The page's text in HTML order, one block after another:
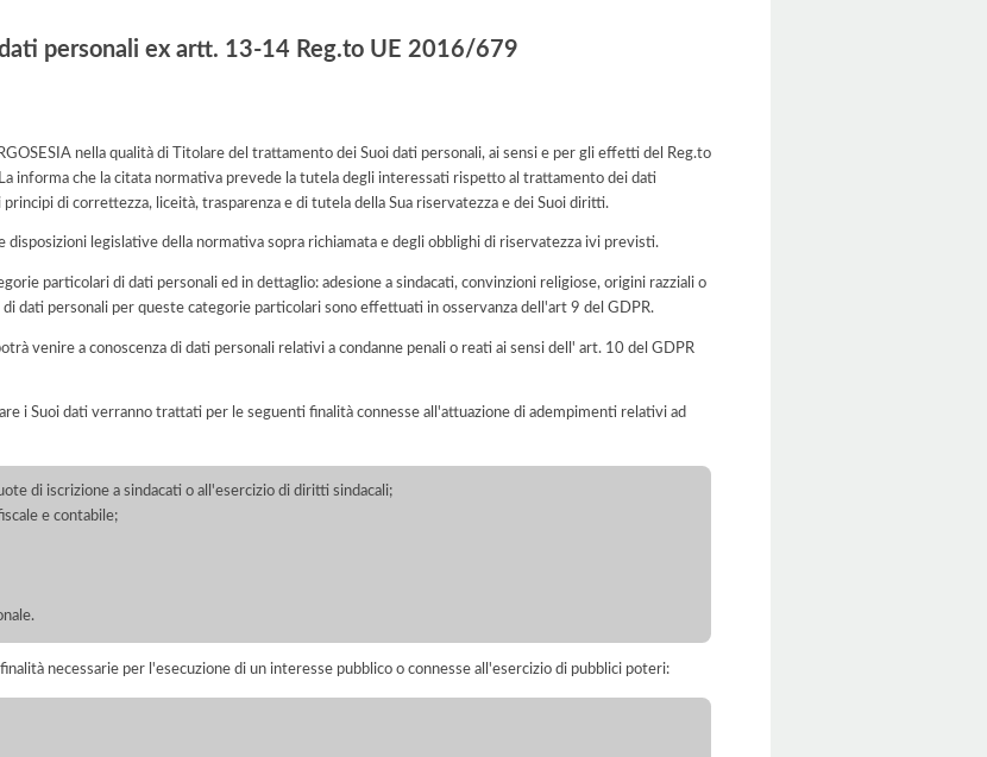
personali ex artt. 13-14 Reg.to UE 2016/679
nella qualità di Titolare del trattamento dei Suoi dati personali, ai sensi e per gli effetti del Reg.to
informa che la citata normativa prevede la tutela degli interessati rispetto al trattamento dei dati
di correttezza, liceità, trasparenza e di tutela della Sua riservatezza e dei Suoi diritti.
disposizioni legislative della normativa sopra richiamata e degli obblighi di riservatezza ivi previsti.
particolari di dati personali ed in dettaglio: adesione a sindacati, convinzioni religiose, origini razziali o
dati personali per queste categorie particolari sono effettuati in osservanza dell'art 9 del GDPR.
venire a conoscenza di dati personali relativi a condanne penali o reati ai sensi dell' art. 10 del GDPR
i Suoi dati verranno trattati per le seguenti finalità connesse all'attuazione di adempimenti relativi ad
di iscrizione a sindacati o all'esercizio di diritti sindacali;
e contabile;
necessarie per l'esecuzione di un interesse pubblico o connesse all'esercizio di pubblici poteri: